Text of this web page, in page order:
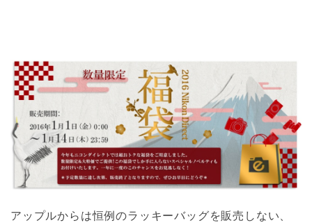
アップルからは恒例のラッキーバッグを販売しない、